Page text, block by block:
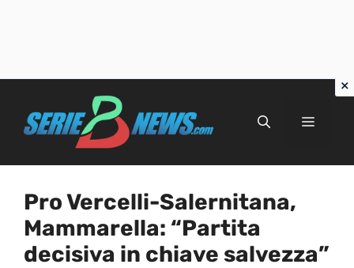
Menu
Pro Vercelli-Salernitana,
Mammarella: “Partita
decisiva in chiave salvezza”